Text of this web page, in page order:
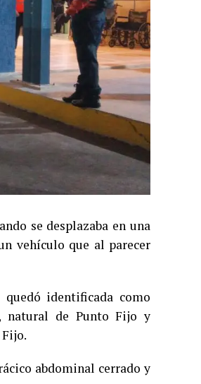
se desplazaba en una
vehículo que al parecer
identificada como
natural de Punto Fijo y
abdominal cerrado y